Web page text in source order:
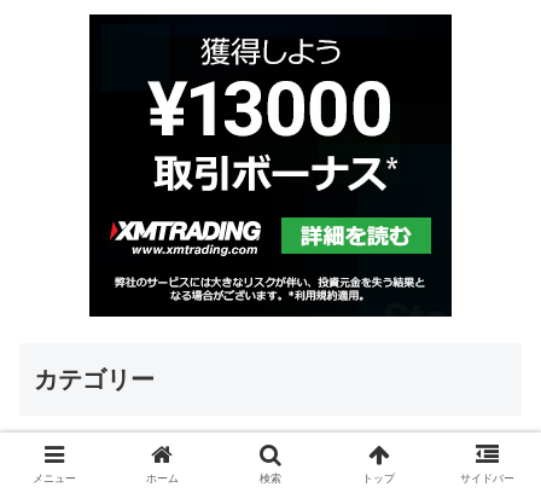
カテゴリー
メニュー ホーム 検索 トップ サイドバー